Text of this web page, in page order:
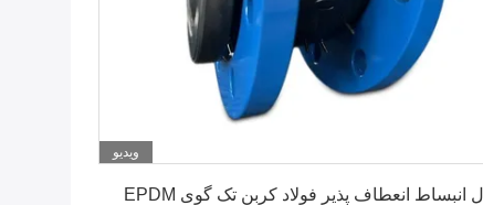
ویدیو
اتصال انبساط انعطاف پذیر فولاد کربن تک گوی EPDM